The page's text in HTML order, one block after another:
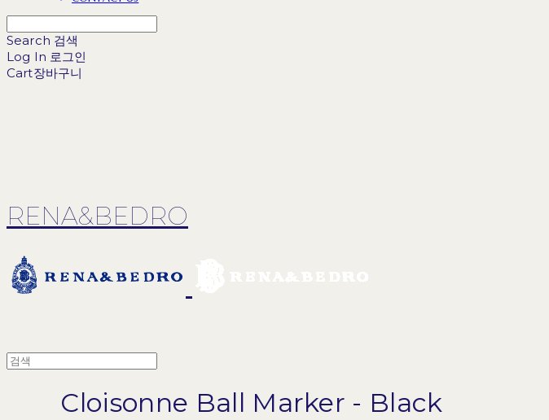
Search 검색
Log In 로그인
Cart장바구니
RENA&BEDRO
Cloisonne Ball Marker - Black